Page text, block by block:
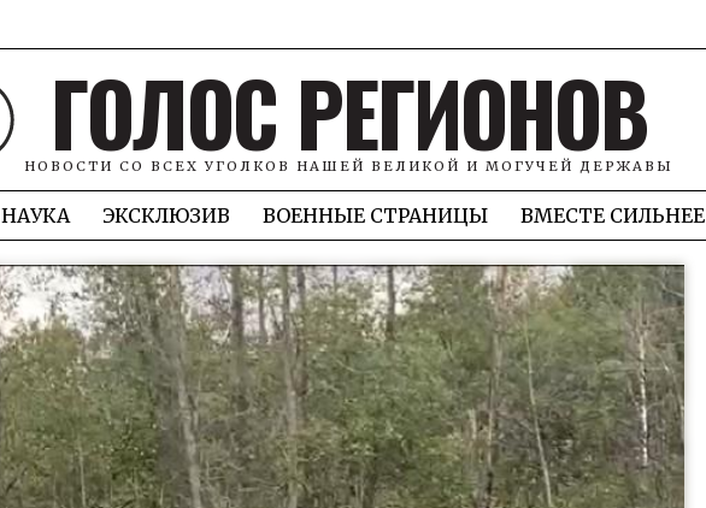
ГОЛОС РЕГИОНОВ
НОВОСТИ СО ВСЕХ УГОЛКОВ НАШЕЙ ВЕЛИКОЙ И МОГУЧЕЙ ДЕРЖАВЫ
НАУКА ЭКСКЛЮЗИВ ВОЕННЫЕ СТРАНИЦЫ ВМЕСТЕ СИЛЬНЕЕ